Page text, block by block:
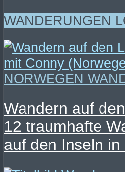
WANDERUNGEN
NORWEGEN
Wandern auf
12 traumhafte
auf den Inseln in